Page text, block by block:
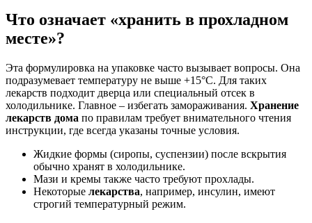
Что означает «хранить в прохладном
месте»?
Эта формулировка на упаковке часто вызывает вопросы. Она
подразумевает температуру не выше +15°C. Для таких
лекарств подходит дверца или специальный отсек в
холодильнике. Главное – избегать замораживания. Хранение
лекарств дома по правилам требует внимательного чтения
инструкции, где всегда указаны точные условия.
Жидкие формы (сиропы, суспензии) после вскрытия
обычно хранят в холодильнике.
Мази и кремы также часто требуют прохлады.
Некоторые лекарства, например, инсулин, имеют
строгий температурный режим.